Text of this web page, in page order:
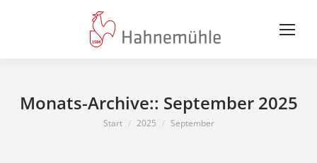
Monats-Archive:: September 2025
Sie befinden sich hier:
Start 2025 September